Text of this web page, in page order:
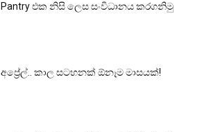
Pantry එක නිසි ලෙස සංවිධානය කරගනිමු
අප්‍රේල්.. කාල සටහනක් ඕනෑම මාසයක්!